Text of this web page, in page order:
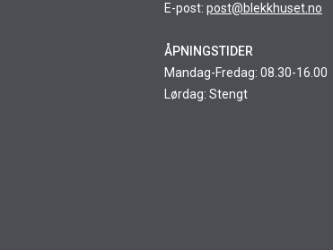
E-post: post@blekkhuset.no
ÅPNINGSTIDER
Mandag-Fredag: 08.30-16.00
Lørdag: Stengt